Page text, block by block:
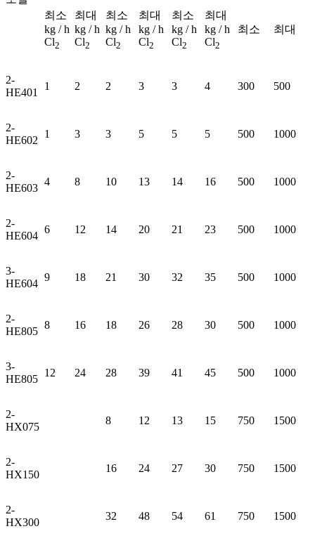
최소
kg / h
Cl2
최대
kg / h
Cl2
최소
kg / h
Cl2
최대
kg / h
Cl2
최소
kg / h
Cl2
최대
kg / h
Cl2
최소 최대
2-
HE401
1 2 2 3 3 4 300 500
2-
HE602
1 3 3 5 5 5 500 1000
2-
HE603
4 8 10 13 14 16 500 1000
2-
HE604
6 12 14 20 21 23 500 1000
3-
HE604
9 18 21 30 32 35 500 1000
2-
HE805
8 16 18 26 28 30 500 1000
3-
HE805
12 24 28 39 41 45 500 1000
2-
HX075
8 12 13 15 750 1500
2-
HX150
16 24 27 30 750 1500
2-
HX300
32 48 54 61 750 1500